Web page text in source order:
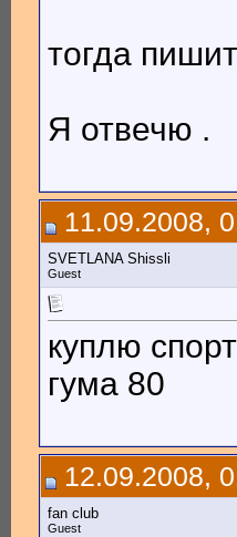
тогда
Я отвечю .
11.09.2008,
SVETLANA Shissli
Guest
куплю
гума 80
12.09.2008,
fan club
Guest